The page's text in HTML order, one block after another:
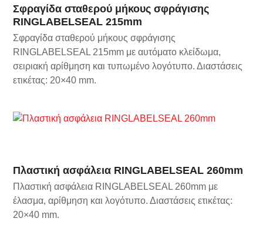
Σφραγίδα σταθερού μήκους σφράγισης
RINGLABELSEAL 215mm
Σφραγίδα σταθερού μήκους σφράγισης
RINGLABELSEAL 215mm με αυτόματο κλείδωμα,
σειριακή αρίθμηση και τυπωμένο λογότυπο. Διαστάσεις
ετικέτας: 20×40 mm.
Πλαστική ασφάλεια RINGLABELSEAL 260mm
Πλαστική ασφάλεια RINGLABELSEAL 260mm με
έλασμα, αρίθμηση και λογότυπο. Διαστάσεις ετικέτας:
20×40 mm.